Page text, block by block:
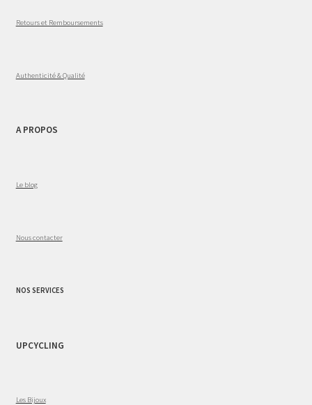
Retours et Remboursements
Authenticité & Qualité
A PROPOS
Le blog
Nous contacter
NOS SERVICES
UPCYCLING
Les Bijoux